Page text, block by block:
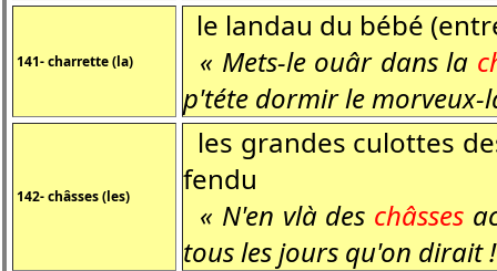
141- charrette (la)
le landau du bébé
« Mets-le ouâr dans la
p'téte dormir le
142- châsses (les)
les grandes culottes
fendu
« N'en vlà des châsses
tous les jours qu'on dirait